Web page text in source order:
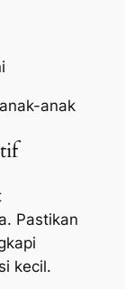
anak
Pastikan
kecil.